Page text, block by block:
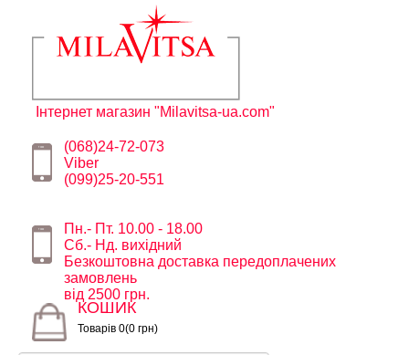
Інтернет магазин "Milavitsa-ua.com"
(068)24-72-073
Viber
(099)25-20-551
Пн.- Пт. 10.00 - 18.00
Сб.- Нд. вихідний
Безкоштовна доставка передоплачених
замовлень
від 2500 грн.
КОШИК
Товарів 0(0 грн)